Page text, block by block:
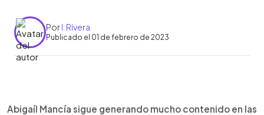
PorI. Rivera
Publicado el 01 de febrero de 2023
► Escuchar artículo
Abigaíl Mancía sigue generando mucho contenido en las